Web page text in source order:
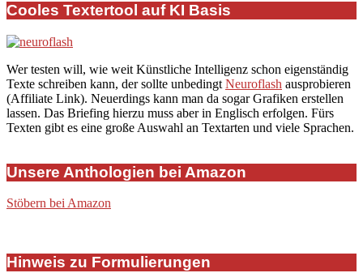
Cooles Textertool auf KI Basis
Wer testen will, wie weit Künstliche Intelligenz schon eigenständig
Texte schreiben kann, der sollte unbedingt Neuroflash ausprobieren
(Affiliate Link). Neuerdings kann man da sogar Grafiken erstellen
lassen. Das Briefing hierzu muss aber in Englisch erfolgen. Fürs
Texten gibt es eine große Auswahl an Textarten und viele Sprachen.
Unsere Anthologien bei Amazon
Stöbern bei Amazon
Hinweis zu Formulierungen